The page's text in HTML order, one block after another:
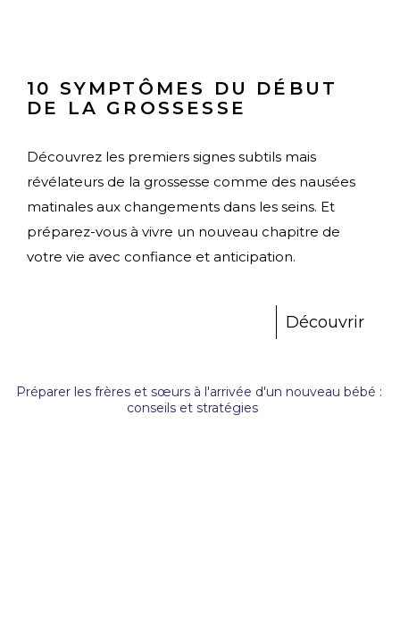
10 SYMPTÔMES DU DÉBUT
DE LA GROSSESSE
Découvrez les premiers signes subtils mais
révélateurs de la grossesse comme des nausées
matinales aux changements dans les seins. Et
préparez-vous à vivre un nouveau chapitre de
votre vie avec confiance et anticipation.
Découvrir